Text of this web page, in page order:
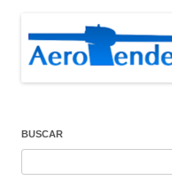
BUSCAR